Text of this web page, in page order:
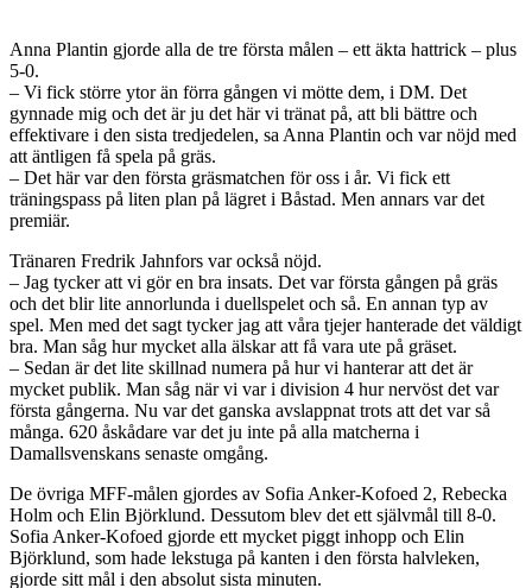
Anna Plantin gjorde alla de tre första målen – ett äkta hattrick – plus
5-0.
– Vi fick större ytor än förra gången vi mötte dem, i DM. Det
gynnade mig och det är ju det här vi tränat på, att bli bättre och
effektivare i den sista tredjedelen, sa Anna Plantin och var nöjd med
att äntligen få spela på gräs.
– Det här var den första gräsmatchen för oss i år. Vi fick ett
träningspass på liten plan på lägret i Båstad. Men annars var det
premiär.
Tränaren Fredrik Jahnfors var också nöjd.
– Jag tycker att vi gör en bra insats. Det var första gången på gräs
och det blir lite annorlunda i duellspelet och så. En annan typ av
spel. Men med det sagt tycker jag att våra tjejer hanterade det väldigt
bra. Man såg hur mycket alla älskar att få vara ute på gräset.
– Sedan är det lite skillnad numera på hur vi hanterar att det är
mycket publik. Man såg när vi var i division 4 hur nervöst det var
första gångerna. Nu var det ganska avslappnat trots att det var så
många. 620 åskådare var det ju inte på alla matcherna i
Damallsvenskans senaste omgång.
De övriga MFF-målen gjordes av Sofia Anker-Kofoed 2, Rebecka
Holm och Elin Björklund. Dessutom blev det ett självmål till 8-0.
Sofia Anker-Kofoed gjorde ett mycket piggt inhopp och Elin
Björklund, som hade lekstuga på kanten i den första halvleken,
gjorde sitt mål i den absolut sista minuten.